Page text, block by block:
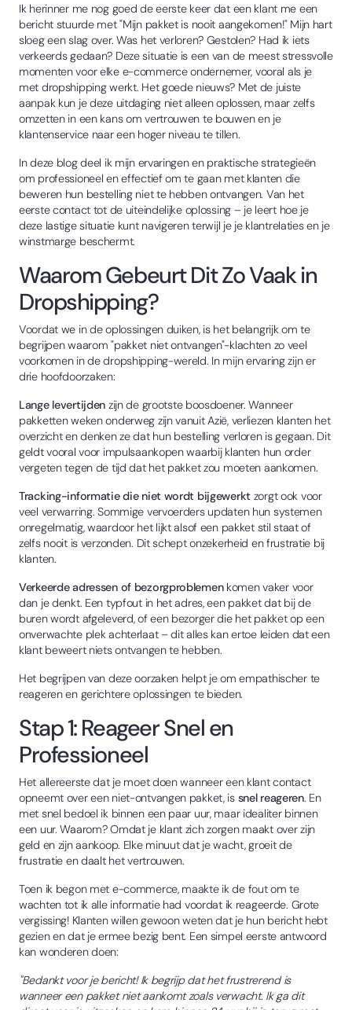
Ik herinner me nog goed de eerste keer dat een klant me een
bericht stuurde met "Mijn pakket is nooit aangekomen!" Mijn hart
sloeg een slag over. Was het verloren? Gestolen? Had ik iets
verkeerds gedaan? Deze situatie is een van de meest stressvolle
momenten voor elke e-commerce ondernemer, vooral als je
met dropshipping werkt. Het goede nieuws? Met de juiste
aanpak kun je deze uitdaging niet alleen oplossen, maar zelfs
omzetten in een kans om vertrouwen te bouwen en je
klantenservice naar een hoger niveau te tillen.
In deze blog deel ik mijn ervaringen en praktische strategieën
om professioneel en effectief om te gaan met klanten die
beweren hun bestelling niet te hebben ontvangen. Van het
eerste contact tot de uiteindelijke oplossing – je leert hoe je
deze lastige situatie kunt navigeren terwijl je je klantrelaties en je
winstmarge beschermt.
Waarom Gebeurt Dit Zo Vaak in
Dropshipping?
Voordat we in de oplossingen duiken, is het belangrijk om te
begrijpen waarom "pakket niet ontvangen"-klachten zo veel
voorkomen in de dropshipping-wereld. In mijn ervaring zijn er
drie hoofdoorzaken:
Lange levertijden zijn de grootste boosdoener. Wanneer
pakketten weken onderweg zijn vanuit Azië, verliezen klanten het
overzicht en denken ze dat hun bestelling verloren is gegaan. Dit
geldt vooral voor impulsaankopen waarbij klanten hun order
vergeten tegen de tijd dat het pakket zou moeten aankomen.
Tracking-informatie die niet wordt bijgewerkt zorgt ook voor
veel verwarring. Sommige vervoerders updaten hun systemen
onregelmatig, waardoor het lijkt alsof een pakket stil staat of
zelfs nooit is verzonden. Dit schept onzekerheid en frustratie bij
klanten.
Verkeerde adressen of bezorgproblemenkomen vaker voor
dan je denkt. Een typfout in het adres, een pakket dat bij de
buren wordt afgeleverd, of een bezorger die het pakket op een
onverwachte plek achterlaat – dit alles kan ertoe leiden dat een
klant beweert niets ontvangen te hebben.
Het begrijpen van deze oorzaken helpt je om empathischer te
reageren en gerichtere oplossingen te bieden.
Stap 1: Reageer Snel en
Professioneel
Het allereerste dat je moet doen wanneer een klant contact
opneemt over een niet-ontvangen pakket, is snel reageren. En
met snel bedoel ik binnen een paar uur, maar idealiter binnen
een uur. Waarom? Omdat je klant zich zorgen maakt over zijn
geld en zijn aankoop. Elke minuut dat je wacht, groeit de
frustratie en daalt het vertrouwen.
Toen ik begon met e-commerce, maakte ik de fout om te
wachten tot ik alle informatie had voordat ik reageerde. Grote
vergissing! Klanten willen gewoon weten dat je hun bericht hebt
gezien en dat je ermee bezig bent. Een simpel eerste antwoord
kan wonderen doen:
"Bedankt voor je bericht! Ik begrijp dat het frustrerend is
wanneer een pakket niet aankomt zoals verwacht. Ik ga dit